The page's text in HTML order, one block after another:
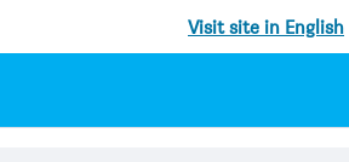
Visit site in English